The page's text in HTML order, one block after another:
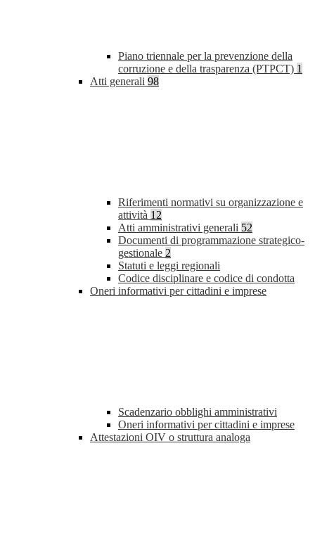
Piano triennale per la prevenzione della
corruzione e della trasparenza (PTPCT) 1
Atti generali 98
Riferimenti normativi su organizzazione e
attività 12
Atti amministrativi generali 52
Documenti di programmazione strategico-
gestionale 2
Statuti e leggi regionali
Codice disciplinare e codice di condotta
Oneri informativi per cittadini e imprese
Scadenzario obblighi amministrativi
Oneri informativi per cittadini e imprese
Attestazioni OIV o struttura analoga